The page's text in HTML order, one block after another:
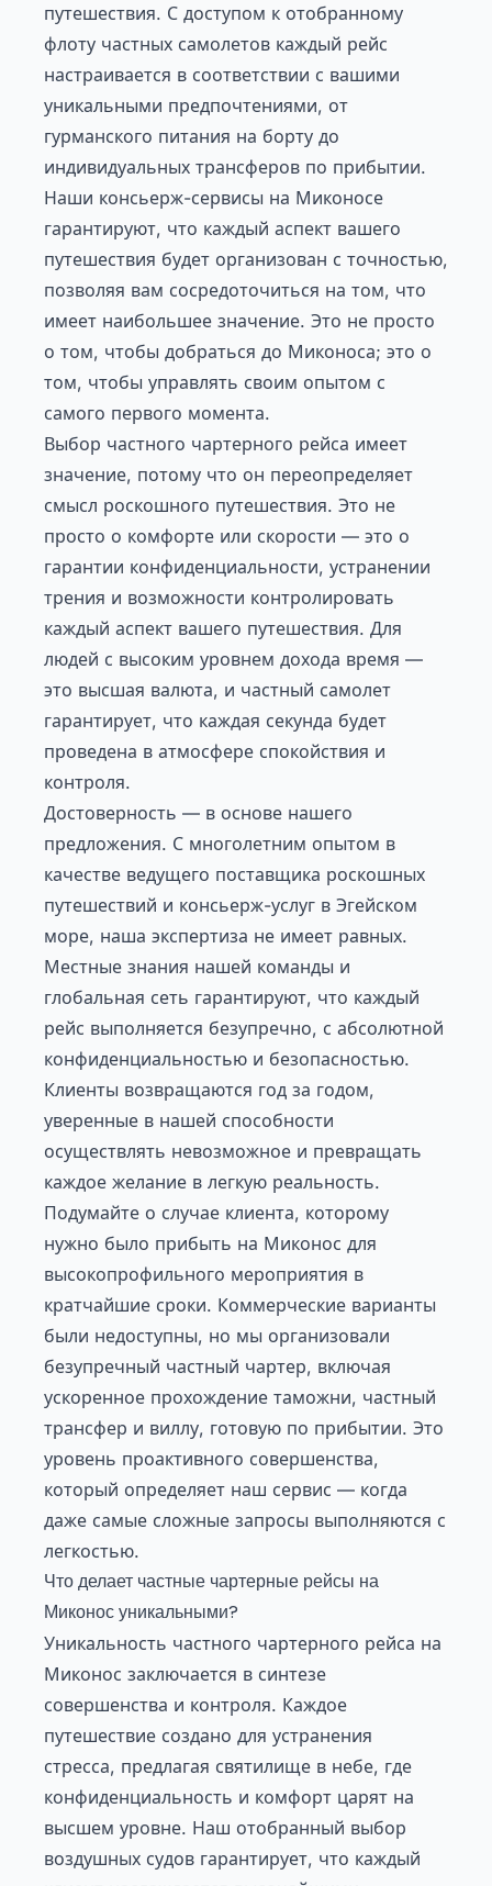
путешествия. С доступом к отобранному
флоту частных самолетов каждый рейс
настраивается в соответствии с вашими
уникальными предпочтениями, от
гурманского питания на борту до
индивидуальных трансферов по прибытии.
Наши консьерж-сервисы на Миконосе
гарантируют, что каждый аспект вашего
путешествия будет организован с точностью,
позволяя вам сосредоточиться на том, что
имеет наибольшее значение. Это не просто
о том, чтобы добраться до Миконоса; это о
том, чтобы управлять своим опытом с
самого первого момента.
Выбор частного чартерного рейса имеет
значение, потому что он переопределяет
смысл роскошного путешествия. Это не
просто о комфорте или скорости — это о
гарантии конфиденциальности, устранении
трения и возможности контролировать
каждый аспект вашего путешествия. Для
людей с высоким уровнем дохода время —
это высшая валюта, и частный самолет
гарантирует, что каждая секунда будет
проведена в атмосфере спокойствия и
контроля.
Достоверность — в основе нашего
предложения. С многолетним опытом в
качестве ведущего поставщика роскошных
путешествий и консьерж-услуг в Эгейском
море, наша экспертиза не имеет равных.
Местные знания нашей команды и
глобальная сеть гарантируют, что каждый
рейс выполняется безупречно, с абсолютной
конфиденциальностью и безопасностью.
Клиенты возвращаются год за годом,
уверенные в нашей способности
осуществлять невозможное и превращать
каждое желание в легкую реальность.
Подумайте о случае клиента, которому
нужно было прибыть на Миконос для
высокопрофильного мероприятия в
кратчайшие сроки. Коммерческие варианты
были недоступны, но мы организовали
безупречный частный чартер, включая
ускоренное прохождение таможни, частный
трансфер и виллу, готовую по прибытии. Это
уровень проактивного совершенства,
который определяет наш сервис — когда
даже самые сложные запросы выполняются с
легкостью.
Что делает частные чартерные рейсы на
Миконос уникальными?
Уникальность частного чартерного рейса на
Миконос заключается в синтезе
совершенства и контроля. Каждое
путешествие создано для устранения
стресса, предлагая святилище в небе, где
конфиденциальность и комфорт царят на
высшем уровне. Наш отобранный выбор
воздушных судов гарантирует, что каждый